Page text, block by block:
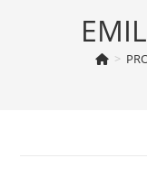
>